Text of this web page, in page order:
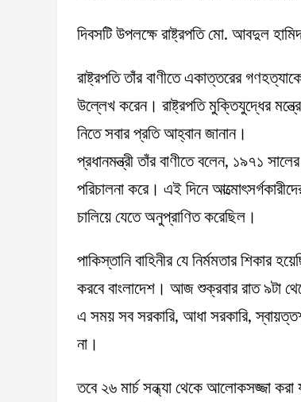
দিবসটি উপলক্ষে রাষ্ট্রপতি মো. আবদুল
রাষ্ট্রপতি তাঁর বাণীতে একাত্তরের
উল্লেখ করেন। রাষ্ট্রপতি মুক্তিযুদ্ধের
নিতে সবার প্রতি আহ্বান জানান।
প্রধানমন্ত্রী তাঁর বাণীতে বলেন, ১৯৭১
পরিচালনা করে। এই দিনে
চালিয়ে যেতে অনুপ্রাণিত করেছিল।
পাকিস্তানি বাহিনীর যে নির্মমতার শিকার
করবে বাংলাদেশ। আজ শুক্রবার রাত ৯টা
এ সময় সব সরকারি, আধা সরকারি,
না।
তবে ২৬ মার্চ সন্ধ্যা থেকে আলোকসজ্জা